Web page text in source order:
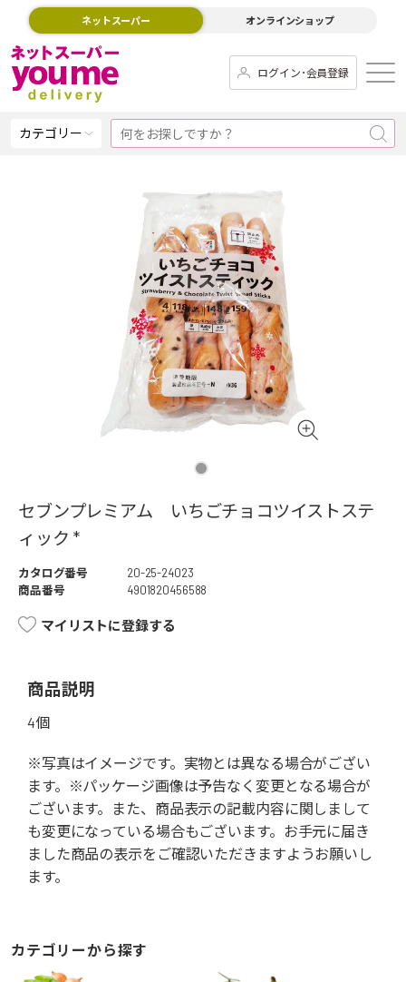
ネットスーパー オンラインショップ
ログイン･会員登録
カテゴリー
セブンプレミアム いちごチョコツイストステ
ィック *
カタログ番号
20-25-24023
商品番号
4901820456588
マイリストに登録する
商品説明
4個
※写真はイメージです。実物とは異なる場合がござい
ます。※パッケージ画像は予告なく変更となる場合が
ございます。また、商品表示の記載内容に関しまして
も変更になっている場合もございます。お手元に届き
ました商品の表示をご確認いただきますようお願いし
ます。
カテゴリーから探す